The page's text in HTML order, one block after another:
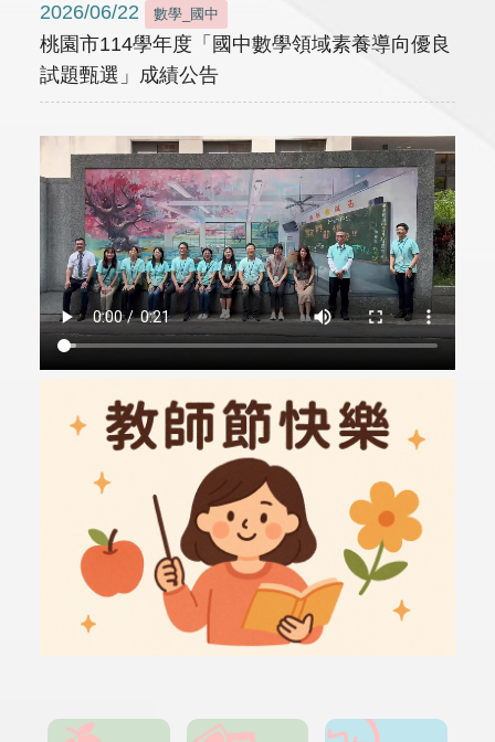
2026/06/22 數學_國中
桃園市114學年度「國中數學領域素養導向優良
試題甄選」成績公告